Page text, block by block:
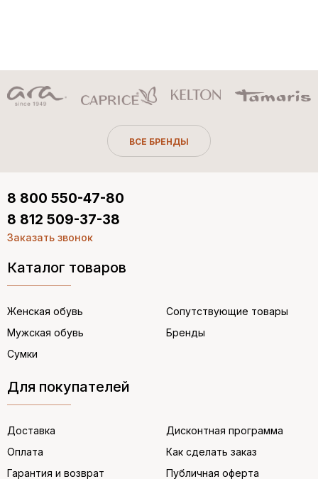
ВСЕ БРЕНДЫ
Каталог товаров
Женская обувь
Мужская обувь
Сумки
Сопутствующие товары
Бренды
Для покупателей
Доставка
Оплата
Гарантия и возврат
Дисконтная программа
Как сделать заказ
Публичная оферта
8 800 550-47-80
8 812 509-37-38
Заказать звонок